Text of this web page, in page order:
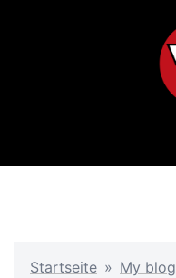
Startseite » My blog